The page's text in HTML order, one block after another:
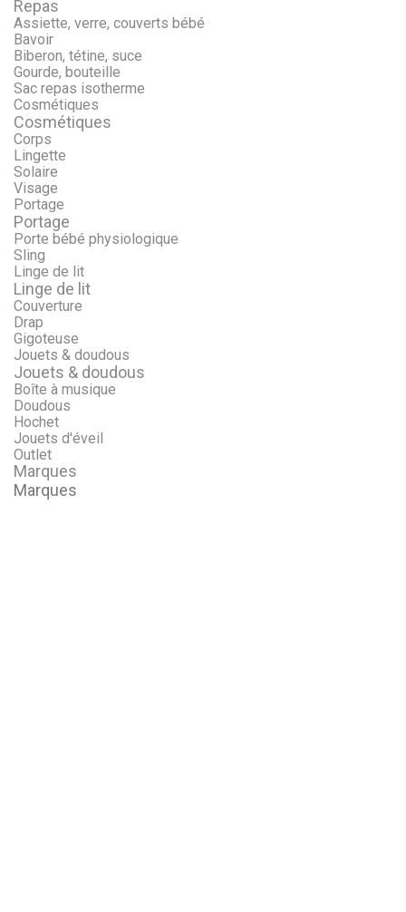
Repas
Assiette, verre, couverts bébé
Bavoir
Biberon, tétine, suce
Gourde, bouteille
Sac repas isotherme
Cosmétiques
Cosmétiques
Corps
Lingette
Solaire
Visage
Portage
Portage
Porte bébé physiologique
Sling
Linge de lit
Linge de lit
Couverture
Drap
Gigoteuse
Jouets & doudous
Jouets & doudous
Boîte à musique
Doudous
Hochet
Jouets d'éveil
Outlet
Marques
Marques